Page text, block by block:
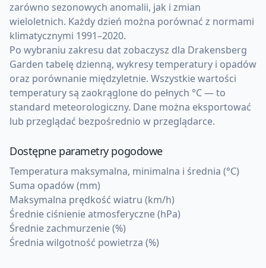
zarówno sezonowych anomalii, jak i zmian
wieloletnich. Każdy dzień można porównać z normami
klimatycznymi 1991–2020.
Po wybraniu zakresu dat zobaczysz dla Drakensberg
Garden tabelę dzienną, wykresy temperatury i opadów
oraz porównanie międzyletnie. Wszystkie wartości
temperatury są zaokrąglone do pełnych °C — to
standard meteorologiczny. Dane można eksportować
lub przeglądać bezpośrednio w przeglądarce.
Dostępne parametry pogodowe
Temperatura maksymalna, minimalna i średnia (°C)
Suma opadów (mm)
Maksymalna prędkość wiatru (km/h)
Średnie ciśnienie atmosferyczne (hPa)
Średnie zachmurzenie (%)
Średnia wilgotność powietrza (%)